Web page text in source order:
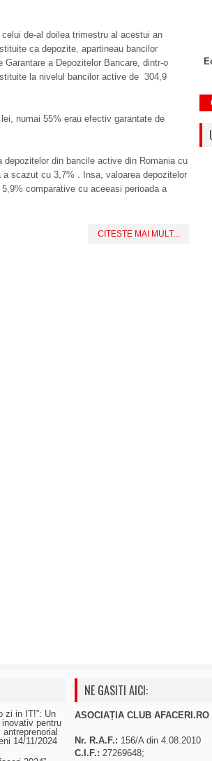
de-al doilea trimestru al acestui an
ca depozite, apartineau bancilor
Garantare a Depozitelor Bancare, dintr-o
la nivelul bancilor active de 304,9
numai 55% erau efectiv garantate de
depozitelor din bancile active din Romania cu
scazut cu 3,7% . Insa, valoarea depozitelor
comparative cu aceeasi perioada a
CITESTE MAI MULT...
zi in IT!”: Un
pentru
14/11/2024
NE GASITI AICI:
ASOCIAȚIA CLUB AFACERI.RO
Nr. R.A.F.: 156/A din 4.08.2010
C.I.F.: 27269648;